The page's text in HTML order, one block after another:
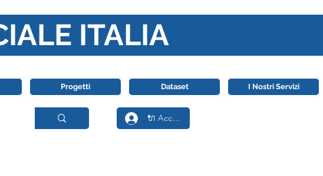
ITALIA
Progetti Dataset I Nostri Servizi
🔌 Accedi